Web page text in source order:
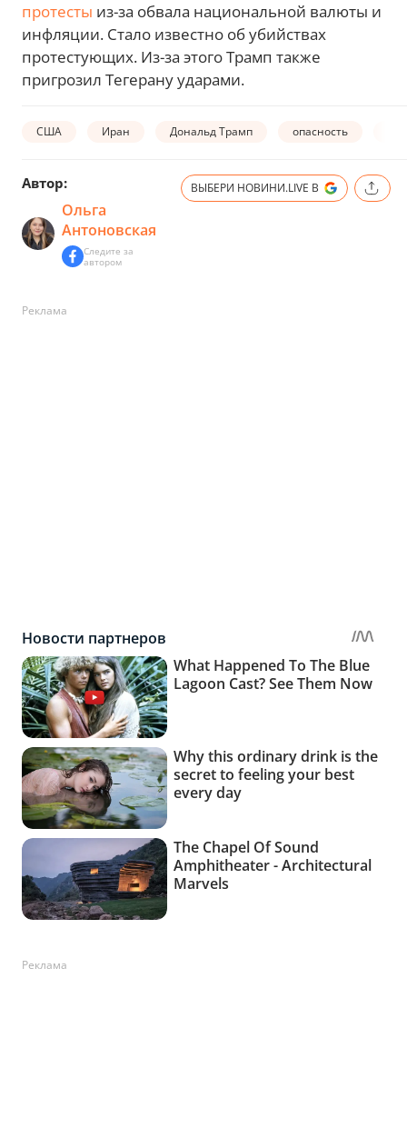
протесты из-за обвала национальной валюты и
инфляции. Стало известно об убийствах
протестующих. Из-за этого Трамп также
пригрозил Тегерану ударами.
США Иран Дональд Трамп опасность
Автор:
Ольга
Антоновская
Следите за
автором
ВЫБЕРИ НОВИНИ.LIVE В
Реклама
Реклама